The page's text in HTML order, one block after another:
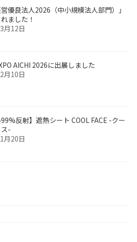
営優良法人2026（中小規模法人部門）」
ました！
月12日
AICHI 2026に出展しました
月10日
99%反射】遮熱シート COOL FACE -クー
-
月20日